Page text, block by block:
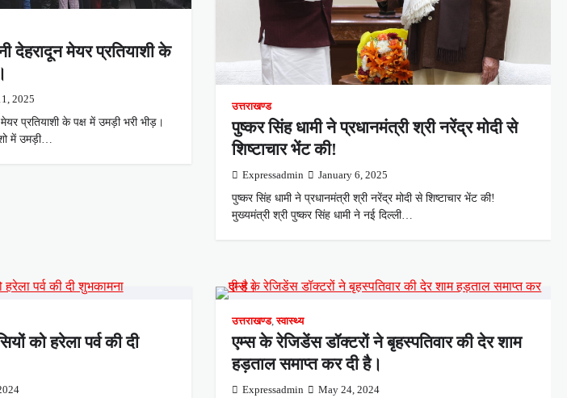
देहरादून मेयर प्रतियाशी के
2025
प्रतियाशी के पक्ष में उमड़ी भरी भीड़।
में उमड़ी…
उत्तराखण्ड
पुष्कर सिंह धामी ने प्रधानमंत्री श्री नरेंद्र मोदी से
शिष्टाचार भेंट की!
Expressadmin January 6, 2025
पुष्कर सिंह धामी ने प्रधानमंत्री श्री नरेंद्र मोदी से शिष्टाचार भेंट की!
मुख्यमंत्री श्री पुष्कर सिंह धामी ने नई दिल्ली…
को हरेला पर्व की दी
उत्तराखण्ड,स्वास्थ्य
एम्स के रेजिडेंस डॉक्टरों ने बृहस्पतिवार की देर शाम
हड़ताल समाप्त कर दी है।
Expressadmin May 24, 2024